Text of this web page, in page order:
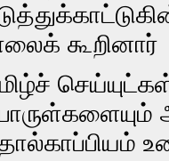
கூறினார்‌